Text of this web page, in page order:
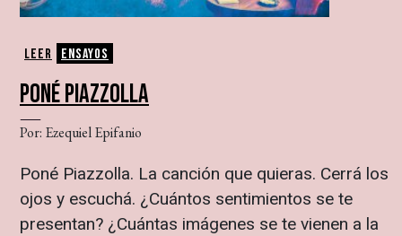
Leer Ensayos
PONÉ PIAZZOLLA
Por: Ezequiel Epifanio
Poné Piazzolla. La canción que quieras. Cerrá los
ojos y escuchá. ¿Cuántos sentimientos se te
presentan? ¿Cuántas imágenes se te vienen a la